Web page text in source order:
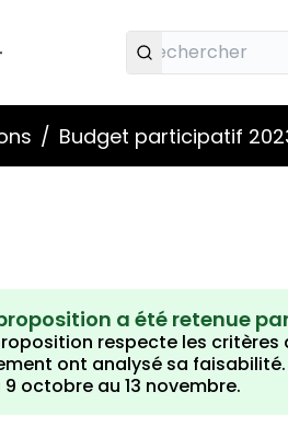
/ Budget participatif
a été retenue
respecte les
ont analysé sa
octobre au 13 novembre.